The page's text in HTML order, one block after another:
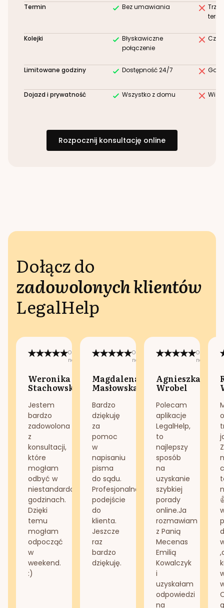
Termin Bez umawiania
Kolejki
Błyskawiczne
połączenie
Limitowane godziny Dostępność 24/7
Dojazd i prywatność Wszystko z domu
Rozpocznij konsultację online
Dołącz do
zadowolonych klientów
LegalHelp
Opublikowano
na:
Weronika
Stachowska
Jestem
bardzo
zadowolona
z
konsultacji,
które
mogłam
odbyć w
niestandardowych
godzinach.
Dzięki
temu
mogłam
odpocząć
w
weekend.
:)
Opublikowano
na:
Magdalena
Masłowska
Bardzo
dziękuję
za
pomoc
w
napisaniu
pisma
do sądu.
Profesjonalne
podejście
do
klienta.
Jeszcze
raz
bardzo
dziękuję.
na:
Agnieszka
Wrobel
Polecam
aplikacje
LegalHelp,
to
najlepszy
sposób
na
uzyskanie
szybkiej
porady
online.Ja
rozmawiam
z Panią
Mecenas
Emilią
Kowalczyk
i
uzyskałam
odpowiedzi
na